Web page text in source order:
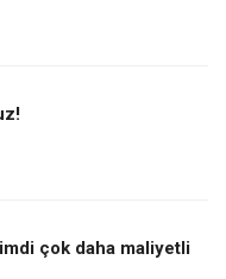
çok daha maliyetli